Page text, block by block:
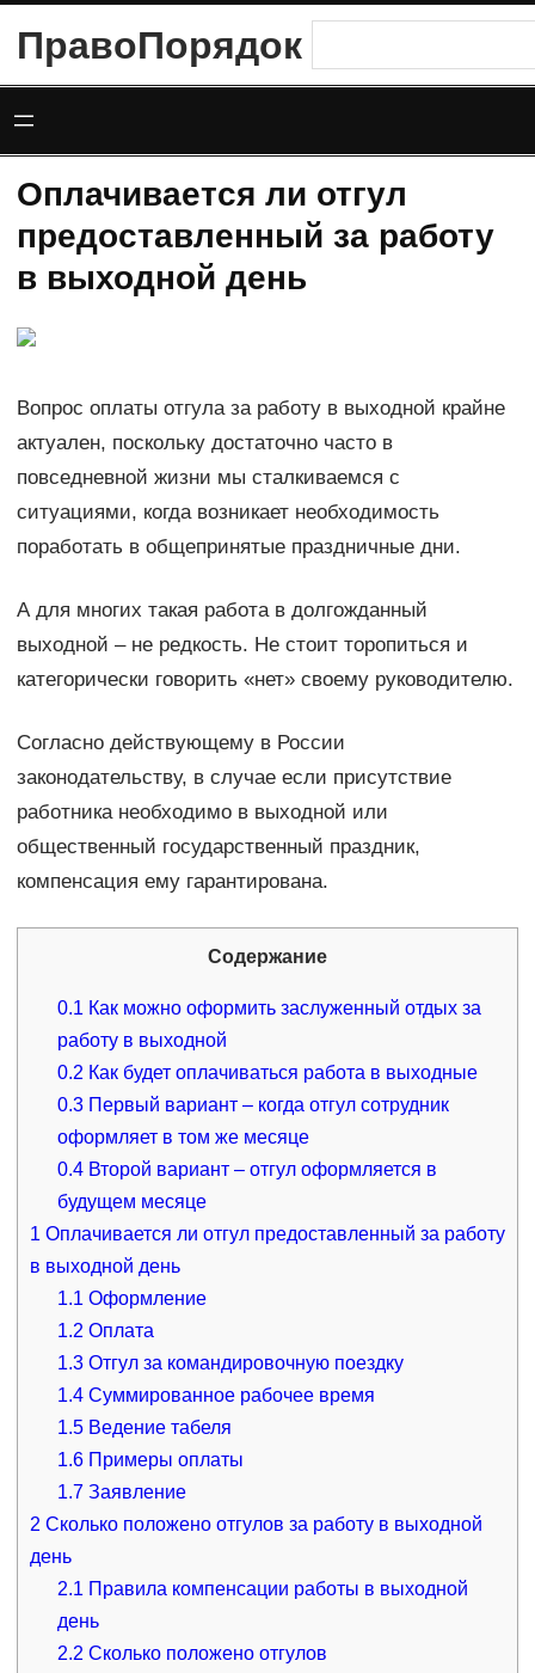
содержимому
ПравоПорядок
Оплачивается ли отгул
предоставленный за работу
в выходной день
Вопрос оплаты отгула за работу в выходной крайне
актуален, поскольку достаточно часто в
повседневной жизни мы сталкиваемся с
ситуациями, когда возникает необходимость
поработать в общепринятые праздничные дни.
А для многих такая работа в долгожданный
выходной – не редкость. Не стоит торопиться и
категорически говорить «нет» своему руководителю.
Согласно действующему в России
законодательству, в случае если присутствие
работника необходимо в выходной или
общественный государственный праздник,
компенсация ему гарантирована.
Содержание
0.1 Как можно оформить заслуженный отдых за
работу в выходной
0.2 Как будет оплачиваться работа в выходные
0.3 Первый вариант – когда отгул сотрудник
оформляет в том же месяце
0.4 Второй вариант – отгул оформляется в
будущем месяце
1 Оплачивается ли отгул предоставленный за работу
в выходной день
1.1 Оформление
1.2 Оплата
1.3 Отгул за командировочную поездку
1.4 Суммированное рабочее время
1.5 Ведение табеля
1.6 Примеры оплаты
1.7 Заявление
2 Сколько положено отгулов за работу в выходной
день
2.1 Правила компенсации работы в выходной
день
2.2 Сколько положено отгулов